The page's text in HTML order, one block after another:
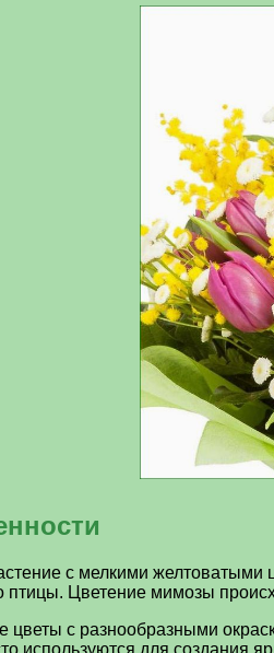
с мелкими желтоватыми
Цветение мимозы
с разнообразными
используются для создания